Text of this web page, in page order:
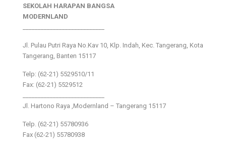
SEKOLAH HARAPAN BANGSA
MODERNLAND
Jl. Pulau Putri Raya No.Kav 10, Klp. Indah, Kec. Tangerang, Kota
Tangerang, Banten 15117
Telp: (62-21) 5529510/11
Fax: (62-21) 5529512
Jl. Hartono Raya ,Modernland – Tangerang 15117
Telp. (62-21) 55780936
Fax (62-21) 55780938